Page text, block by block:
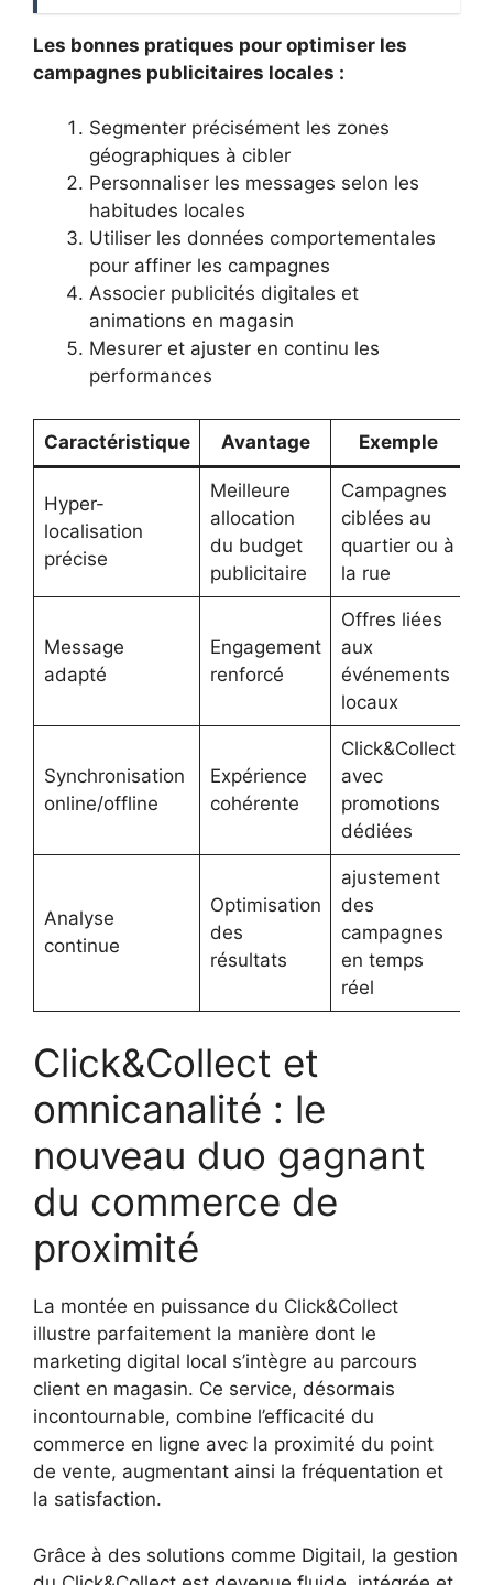
Les bonnes pratiques pour optimiser les
campagnes publicitaires locales :
Segmenter précisément les zones
géographiques à cibler
Personnaliser les messages selon les
habitudes locales
Utiliser les données comportementales
pour affiner les campagnes
Associer publicités digitales et
animations en magasin
Mesurer et ajuster en continu les
performances
Caractéristique Avantage Exemple
Hyper-
localisation
précise
Meilleure
allocation
du budget
publicitaire
Campagnes
ciblées au
quartier ou à
la rue
Message
adapté
Engagement
renforcé
Offres liées
aux
événements
locaux
Synchronisation
online/offline
Expérience
cohérente
Click&Collect
avec
promotions
dédiées
Analyse
continue
Optimisation
des
résultats
ajustement
des
campagnes
en temps
réel
Click&Collect et
omnicanalité : le
nouveau duo gagnant
du commerce de
proximité
La montée en puissance du Click&Collect
illustre parfaitement la manière dont le
marketing digital local s’intègre au parcours
client en magasin. Ce service, désormais
incontournable, combine l’efficacité du
commerce en ligne avec la proximité du point
de vente, augmentant ainsi la fréquentation et
la satisfaction.
Grâce à des solutions comme Digitail, la gestion